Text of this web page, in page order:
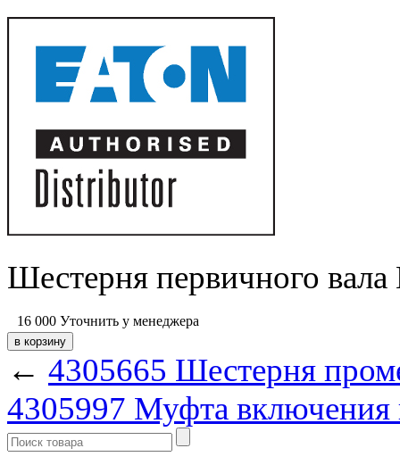
Шестерня первичного
16 000 Уточнить у менеджера
← 4305665 Шестерня
4305997 Муфта включения